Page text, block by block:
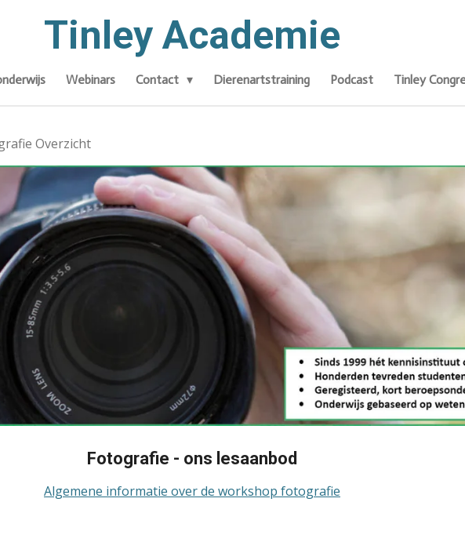
Tinley Academie
Webinars Contact Dierenartstraining Podcast Tinley
Overzicht
Fotografie - ons lesaanbod
Algemene informatie over de workshop fotografie